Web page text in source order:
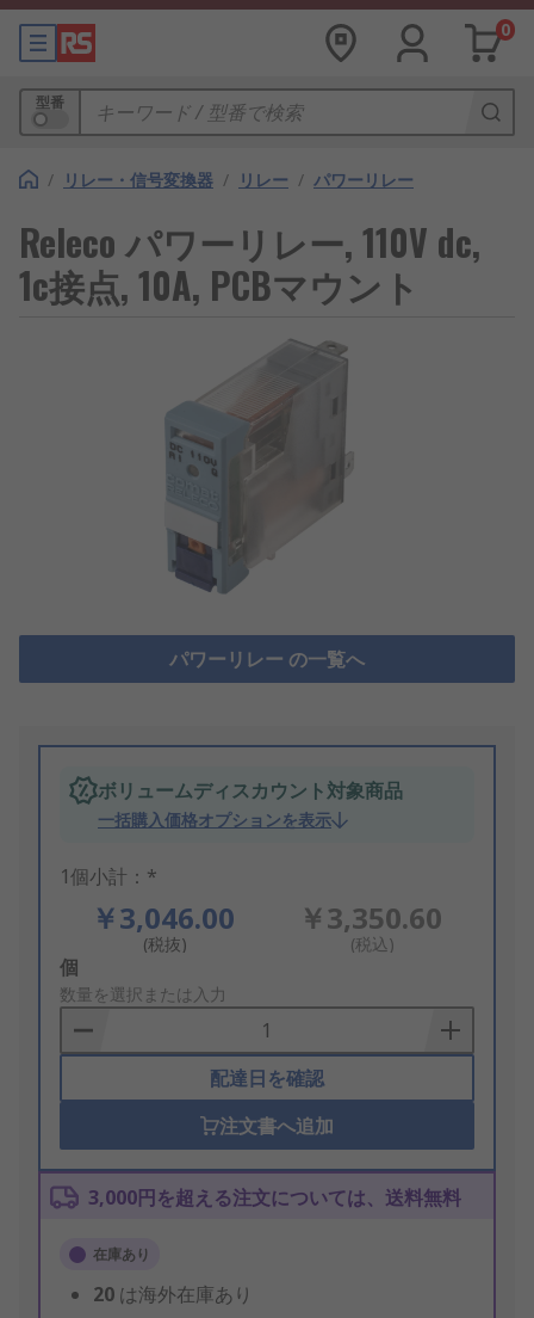
0
型番
/ リレー・信号変換器 / リレー / パワーリレー
Releco パワーリレー, 110V dc,
1c接点, 10A, PCBマウント
パワーリレー の一覧へ
ボリュームディスカウント対象商品
一括購入価格オプションを表示
1個小計：*
￥3,046.00
(税抜)
￥3,350.60
(税込)
Add
to
Basket
個
数量を選択または入力
配達日を確認
注文書へ追加
3,000円を超える注文については、送料無料
在庫あり
20 は海外在庫あり